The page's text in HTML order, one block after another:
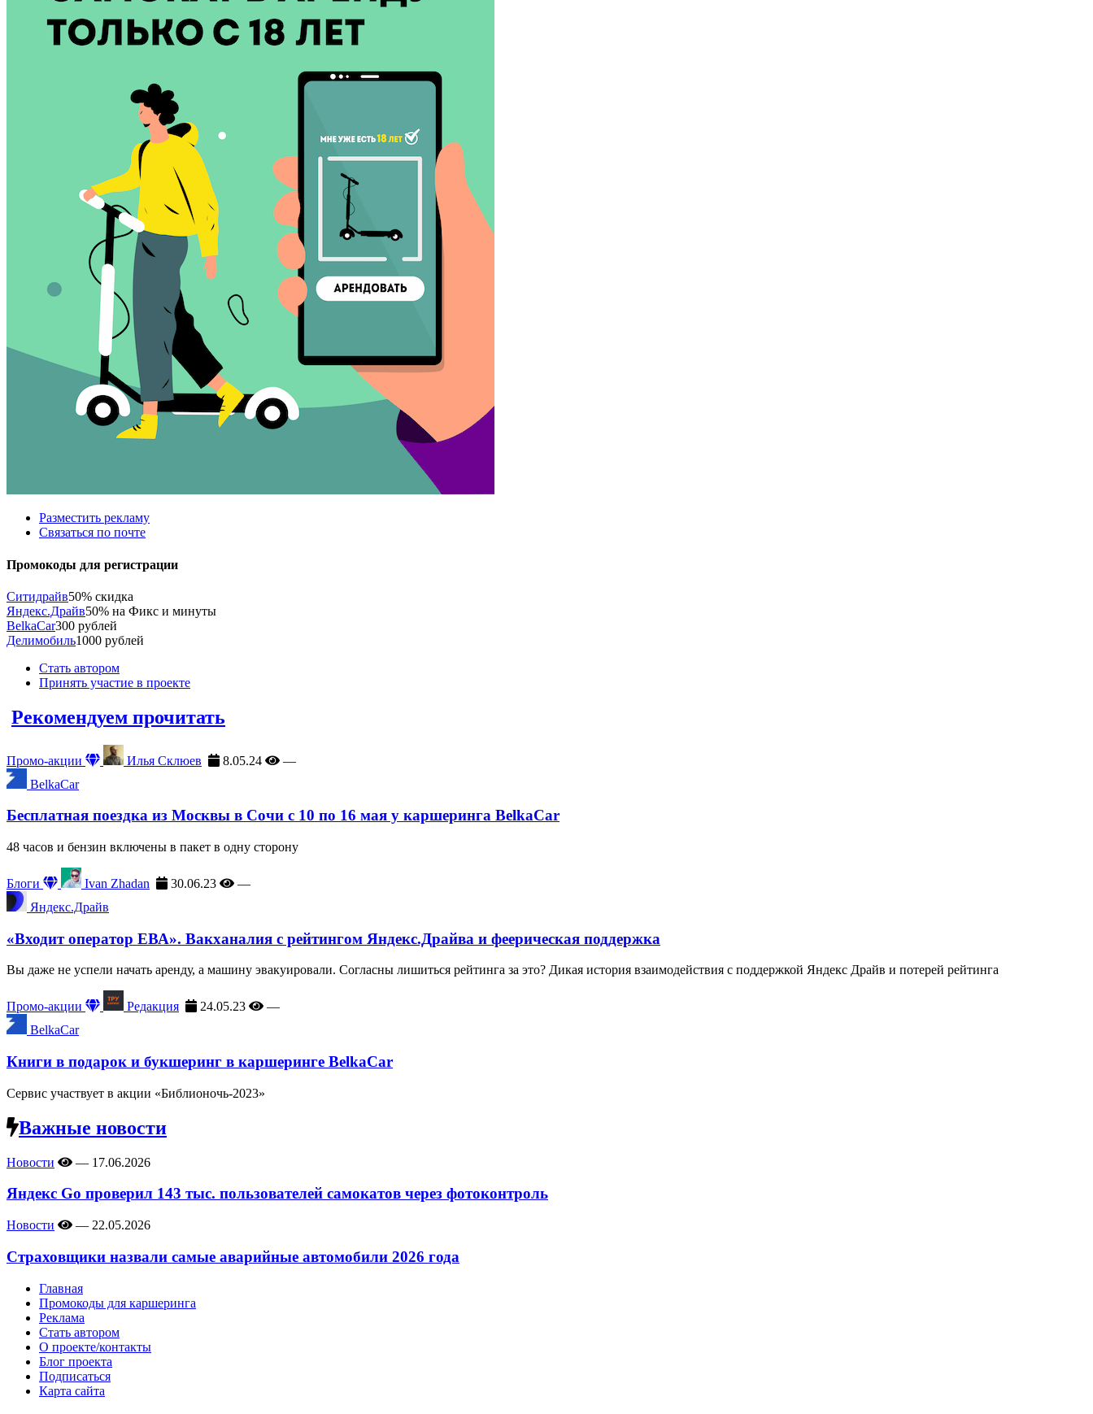
Разместить рекламу
Связаться по почте
Промокоды для регистрации
Ситидрайв50% скидка
Яндекс.Драйв50% на Фикс и минуты
BelkaCar300 рублей
Делимобиль1000 рублей
Стать автором
Принять участие в проекте
Рекомендуем прочитать
Промо-акции Илья Склюев 8.05.24
—
BelkaCar
Бесплатная поездка из Москвы в Сочи с 10 по 16 мая у каршеринга BelkaCar
48 часов и бензин включены в пакет в одну сторону
Блоги Ivan Zhadan 30.06.23
—
Яндекс.Драйв
«Входит оператор ЕВА». Вакханалия с рейтингом Яндекс.Драйва и феерическая поддержка
Вы даже не успели начать аренду, а машину эвакуировали. Согласны лишиться рейтинга за это? Дикая история взаимодействия с поддержкой Яндекс Драйв и потерей рейтинга
Промо-акции Редакция 24.05.23
—
BelkaCar
Книги в подарок и букшеринг в каршеринге BelkaCar
Сервис участвует в акции «Библионочь-2023»
Важные новости
Новости — 17.06.2026
Яндекс Go проверил 143 тыс. пользователей самокатов через фотоконтроль
Новости — 22.05.2026
Страховщики назвали самые аварийные автомобили 2026 года
Главная
Промокоды для каршеринга
Реклама
Стать автором
О проекте/контакты
Блог проекта
Подписаться
Карта сайта